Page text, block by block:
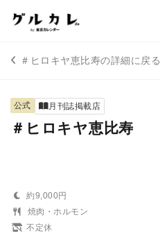
＃ヒロキヤ恵比寿の詳細に戻る
公式 月刊誌掲載店
＃ヒロキヤ恵比寿
約9,000円
焼肉・ホルモン
不定休